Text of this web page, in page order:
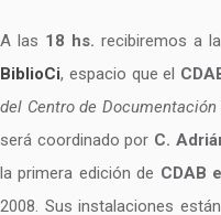
A las 18 hs. recibiremos a la
BiblioCi, espacio que el
del Centro de
será coordinado por C.
la primera edición de CDAB
2008. Sus instalaciones